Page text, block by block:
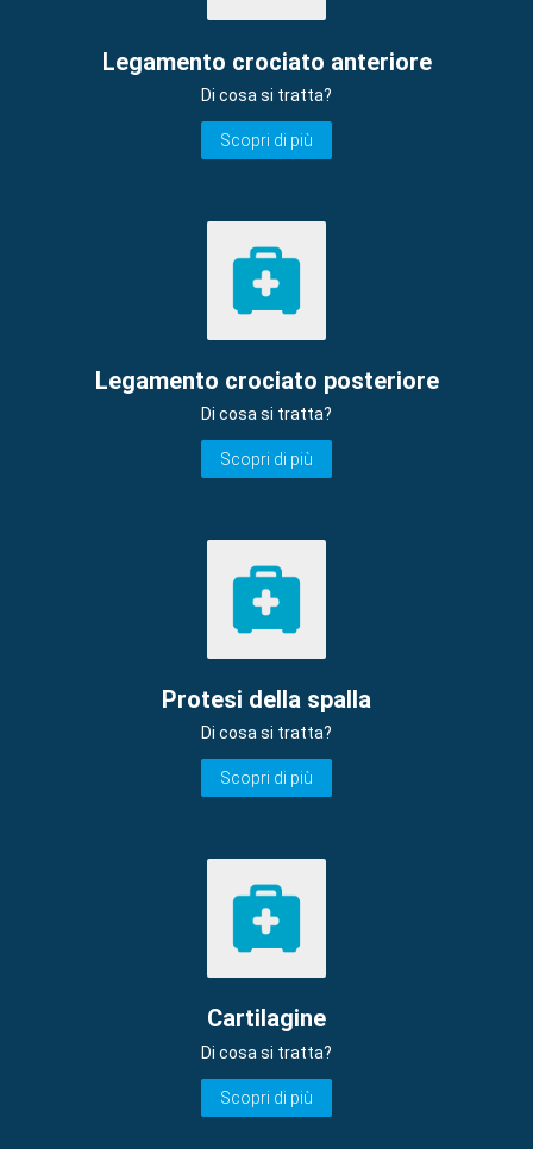
Legamento crociato anteriore
Di cosa si tratta?
Scopri di più
Legamento crociato posteriore
Di cosa si tratta?
Scopri di più
Protesi della spalla
Di cosa si tratta?
Scopri di più
Cartilagine
Di cosa si tratta?
Scopri di più